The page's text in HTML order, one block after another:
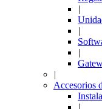
|
|
|
|
Accesorios
|